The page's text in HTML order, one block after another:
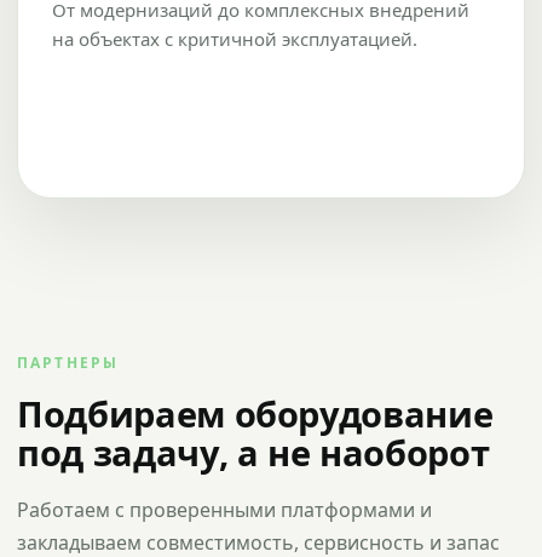
От модернизаций до комплексных внедрений
на объектах с критичной эксплуатацией.
ПАРТНЕРЫ
Подбираем оборудование
под задачу, а не наоборот
Работаем с проверенными платформами и
закладываем совместимость, сервисность и запас